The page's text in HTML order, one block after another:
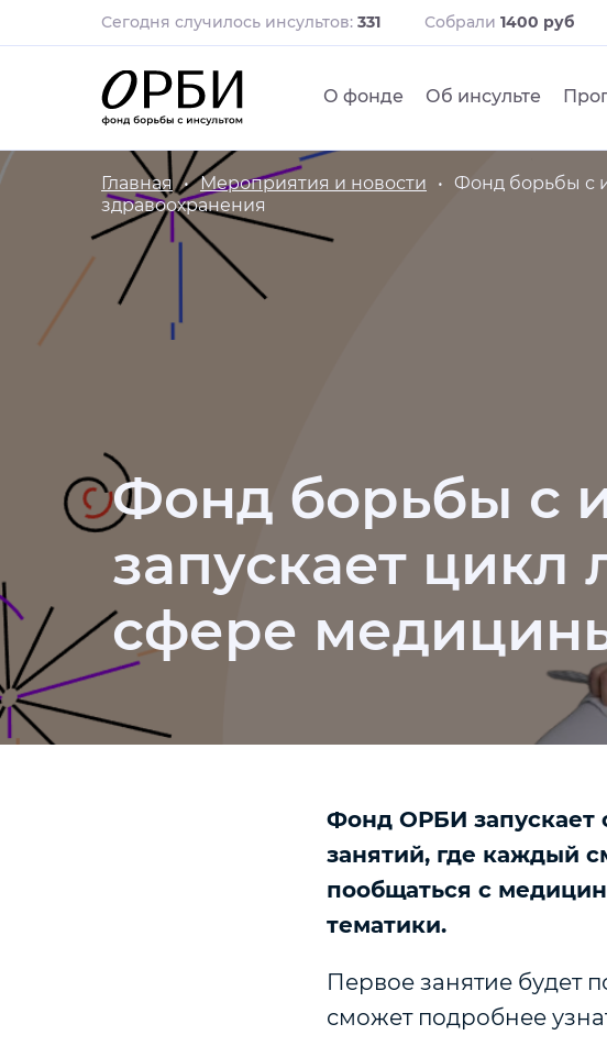
Сегодня случилось инсультов: 331 Собрали 1400 руб
О фонде Об инсульте
Главная Мероприятия и новости
Фонд борьбы с
здравоохранения
Фонд борьбы с
запускает цикл
сфере
Фонд ОРБИ запускает
занятий, где каждый
пообщаться с
тематики.
Первое занятие будет
сможет подробнее